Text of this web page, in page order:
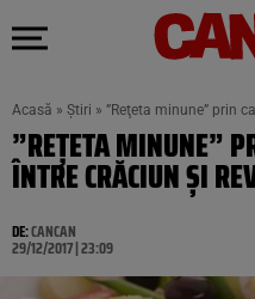
Acasă » Știri » ”Reţeta minune” prin
”REŢETA MINUNE”
ÎNTRE CRĂCIUN ŞI
DE:CANCAN
29/12/2017 | 23:09